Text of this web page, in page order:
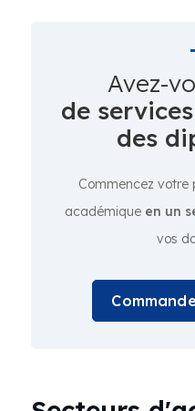
Avez-
de
des
Commencez votre
académiqueen un
vos